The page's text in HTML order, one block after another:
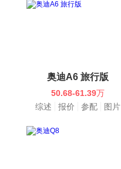
奥迪A6 旅行版
50.68-61.39万
综述
报价 参配 图片